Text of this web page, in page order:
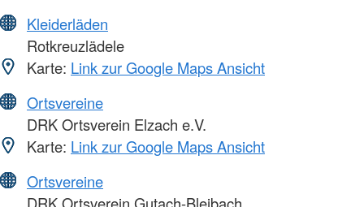
Kleiderläden
Rotkreuzlädele
Karte: Link zur Google Maps Ansicht
Ortsvereine
DRK Ortsverein Elzach e.V.
Karte: Link zur Google Maps Ansicht
Ortsvereine